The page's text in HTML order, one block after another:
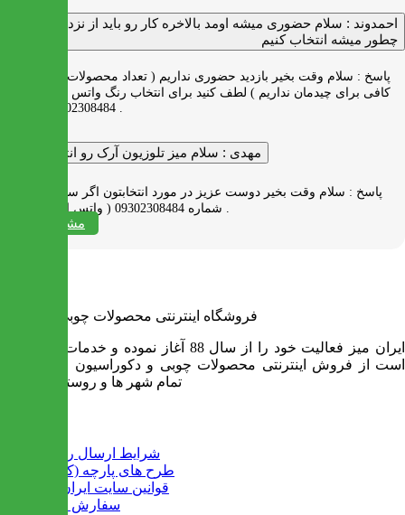
احمدوند : سلام حضوری میشه اومد بالاخره کار رو باید از نزدیک دید
چطور میشه انتخاب کنیم
پاسخ : سلام وقت بخیر بازدید حضوری نداریم ( تعداد محصولات زیاد و فضای
کافی برای چیدمان نداریم ) لطف کنید برای انتخاب رنگ واتس اپ به شماره
مهدی : سلام میز تلوزیون آرک رو انتخاب کردم
پاسخ : سلام وقت بخیر دوست عزیز در مورد انتخابتون اگر سوالی دارید به
مشاهده همه
فروشگاه اینترنتی محصولات چوبی ایران میز
ایران میز فعالیت خود را از سال 88 آغاز نموده و خدمات آن عبارت
است از فروش اینترنتی محصولات چوبی و دکوراسیون و ارسال به
تمام شهر ها و روستاهای کشور
شرایط ارسال رایگان
طرح های پارچه (کالیته)
قوانین سایت ایران میز
سفارش عمده